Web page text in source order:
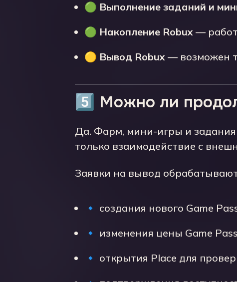
🟢 Выполнение заданий и
🟢 Накопление Robux —
🟡 Вывод Robux — возможен
5️⃣ Можно ли
Да. Фарм, мини-игры и
только взаимодействие с
Заявки на вывод
🔹 создания нового Game
🔹 изменения цены Game
🔹 открытия Place для